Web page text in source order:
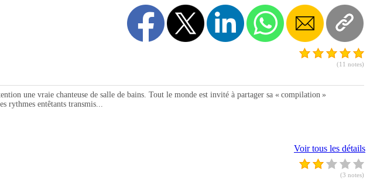
(11 notes)
une vraie chanteuse de salle de bains. Tout le monde est invité à partager sa « compilation »
rythmes entêtants transmis...
Voir tous les détails
(3 notes)